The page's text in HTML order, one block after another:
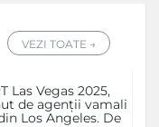
VEZI TOATE →
Las Vegas 2025,
de agenții vamali
Los Angeles. De